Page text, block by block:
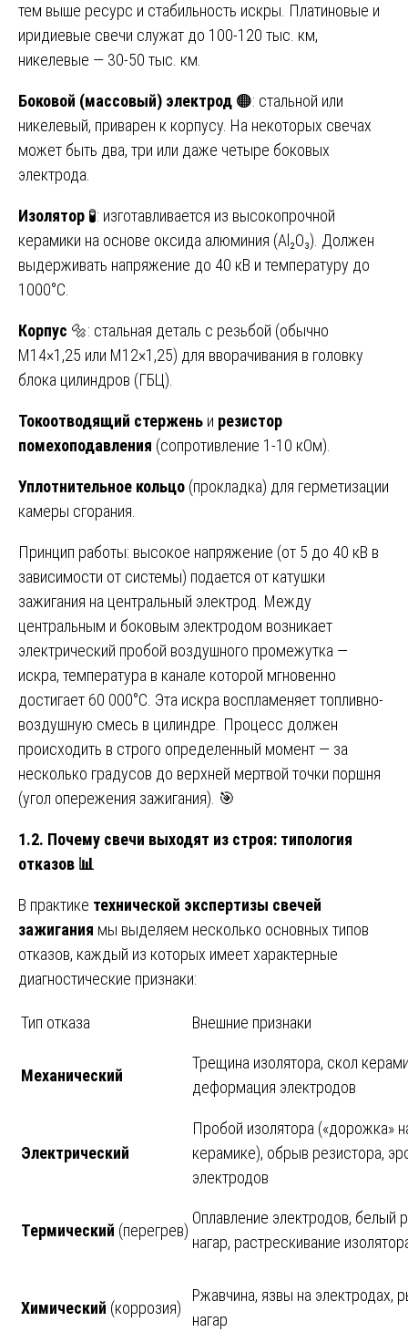
тем выше ресурс и стабильность искры. Платиновые и
иридиевые свечи служат до 100-120 тыс. км,
никелевые — 30-50 тыс. км.
Боковой (массовый) электрод 🟠: стальной или
никелевый, приварен к корпусу. На некоторых свечах
может быть два, три или даже четыре боковых
электрода.
Изолятор 🧪: изготавливается из высокопрочной
керамики на основе оксида алюминия (Al₂O₃). Должен
выдерживать напряжение до 40 кВ и температуру до
1000°C.
Корпус 🔩: стальная деталь с резьбой (обычно
M14×1,25 или M12×1,25) для вворачивания в головку
блока цилиндров (ГБЦ).
Токоотводящий стержень и резистор
помехоподавления (сопротивление 1-10 кОм).
Уплотнительное кольцо (прокладка) для герметизации
камеры сгорания.
Принцип работы: высокое напряжение (от 5 до 40 кВ в
зависимости от системы) подается от катушки
зажигания на центральный электрод. Между
центральным и боковым электродом возникает
электрический пробой воздушного промежутка —
искра, температура в канале которой мгновенно
достигает 60 000°C. Эта искра воспламеняет топливно-
воздушную смесь в цилиндре. Процесс должен
происходить в строго определенный момент — за
несколько градусов до верхней мертвой точки поршня
(угол опережения зажигания). 🎯
1.2. Почему свечи выходят из строя: типология
отказов 📊
В практике технической экспертизы свечей
зажигания мы выделяем несколько основных типов
отказов, каждый из которых имеет характерные
диагностические признаки:
Тип отказа Внешние признаки
Механический
Трещина изолятора, скол
деформация электродов
Электрический
Пробой изолятора («дорожка»
керамике), обрыв резистора,
электродов
Термический (перегрев)
Оплавление электродов, белый
нагар, растрескивание
Химический (коррозия)
Ржавчина, язвы на электродах,
нагар